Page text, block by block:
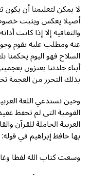
لا يمكن لتعليمنا أن يكون
أصيلا يعكس ويثبت
والثقافية إلا إذا كانت
عنه ومطلب عليه يقوم
السلاح فهو اليوم
أبناء جلدتنا يعتزون
بذلك التحرر من العجمة
وحين نستدعي اللغة
القومية التي لم تحفظ
العربية الحاملة للقرآن
بها حافظ إبراهيم في قوله:
وسعت كتاب الله لفظا